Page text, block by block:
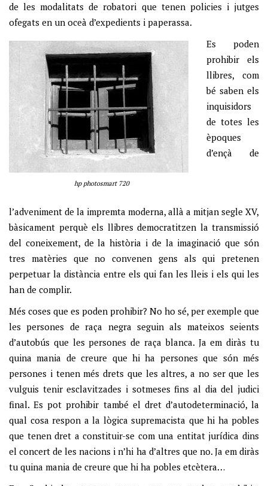
de les modalitats de robatori que tenen policies i jutges
ofegats en un oceà d’expedients i paperassa.
hp photosmart 720
Es poden
prohibir els
llibres, com
bé saben els
inquisidors
de totes les
èpoques
d’ençà de
l’adveniment de la impremta moderna, allà a mitjan segle XV,
bàsicament perquè els llibres democratitzen la transmissió
del coneixement, de la història i de la imaginació que són
tres matèries que no convenen gens als qui pretenen
perpetuar la distància entre els qui fan les lleis i els qui les
han de complir.
Més coses que es poden prohibir? No ho sé, per exemple que
les persones de raça negra seguin als mateixos seients
d’autobús que les persones de raça blanca. Ja em diràs tu
quina mania de creure que hi ha persones que són més
persones i tenen més drets que les altres, a no ser que les
vulguis tenir esclavitzades i sotmeses fins al dia del judici
final. Es pot prohibir també el dret d’autodeterminació, la
qual cosa respon a la lògica supremacista que hi ha pobles
que tenen dret a constituir-se com una entitat jurídica dins
el concert de les nacions i n’hi ha d’altres que no. Ja em diràs
tu quina mania de creure que hi ha pobles etcètera…